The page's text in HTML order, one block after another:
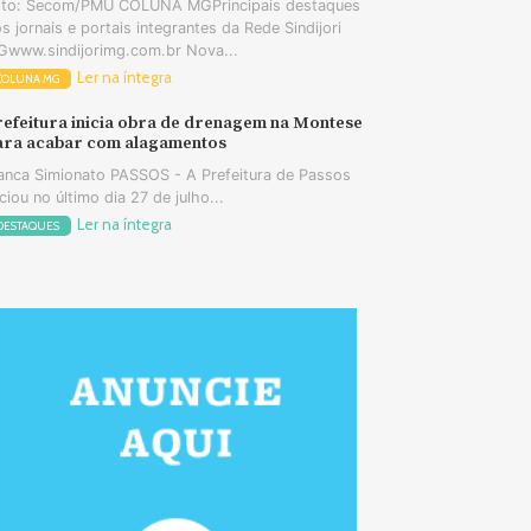
Secom/PMU COLUNA MGPrincipais destaques
jornais e portais integrantes da Rede Sindijori
Nova...
MG Ler na íntegra
inicia obra de drenagem na Montese
acabar com alagamentos
Simionato PASSOS - A Prefeitura de Passos
no último dia 27 de julho...
Ler na íntegra